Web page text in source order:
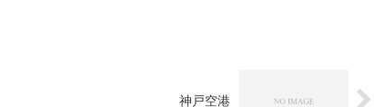
神戸空港